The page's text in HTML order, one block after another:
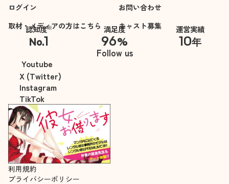
ログイン
お問い合わせ
取材・メディアの方はこちら
キャスト募集
認知度※
No.1
※自社調べ
満足度
96%
運営実績
10年
Follow us
Youtube
X (Twitter)
Instagram
TikTok
利用規約
プライバシーポリシー